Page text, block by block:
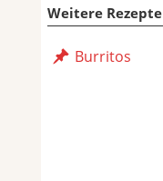
Weitere Rezepte
Burritos